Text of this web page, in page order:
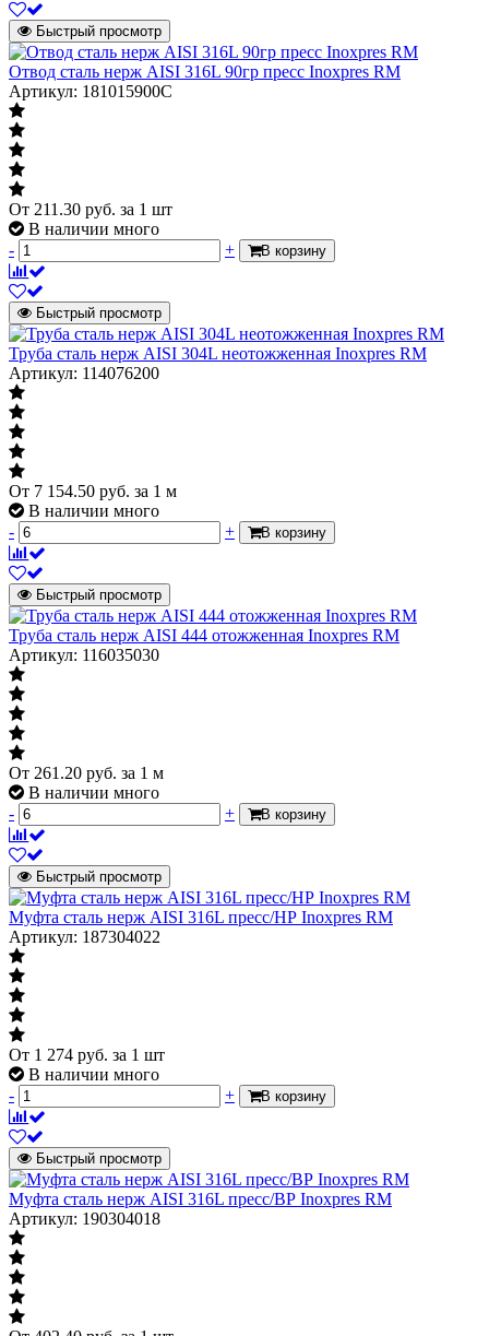
Быстрый просмотр
Отвод сталь нерж AISI 316L 90гр пресс Inoxpres RM
Артикул: 181015900C
От 211.30 руб. за 1 шт
В наличии много
-
+ В корзину
Быстрый просмотр
Труба сталь нерж AISI 304L неотожженная Inoxpres RM
Артикул: 114076200
От 7 154.50 руб. за 1 м
В наличии много
-
+ В корзину
Быстрый просмотр
Труба сталь нерж AISI 444 отожженная Inoxpres RM
Артикул: 116035030
От 261.20 руб. за 1 м
В наличии много
-
+ В корзину
Быстрый просмотр
Муфта сталь нерж AISI 316L пресс/НР Inoxpres RM
Артикул: 187304022
От 1 274 руб. за 1 шт
В наличии много
-
+ В корзину
Быстрый просмотр
Муфта сталь нерж AISI 316L пресс/ВР Inoxpres RM
Артикул: 190304018